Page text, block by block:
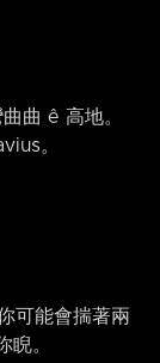
曲 ê 高地。
。
可能會揣著兩
睨。